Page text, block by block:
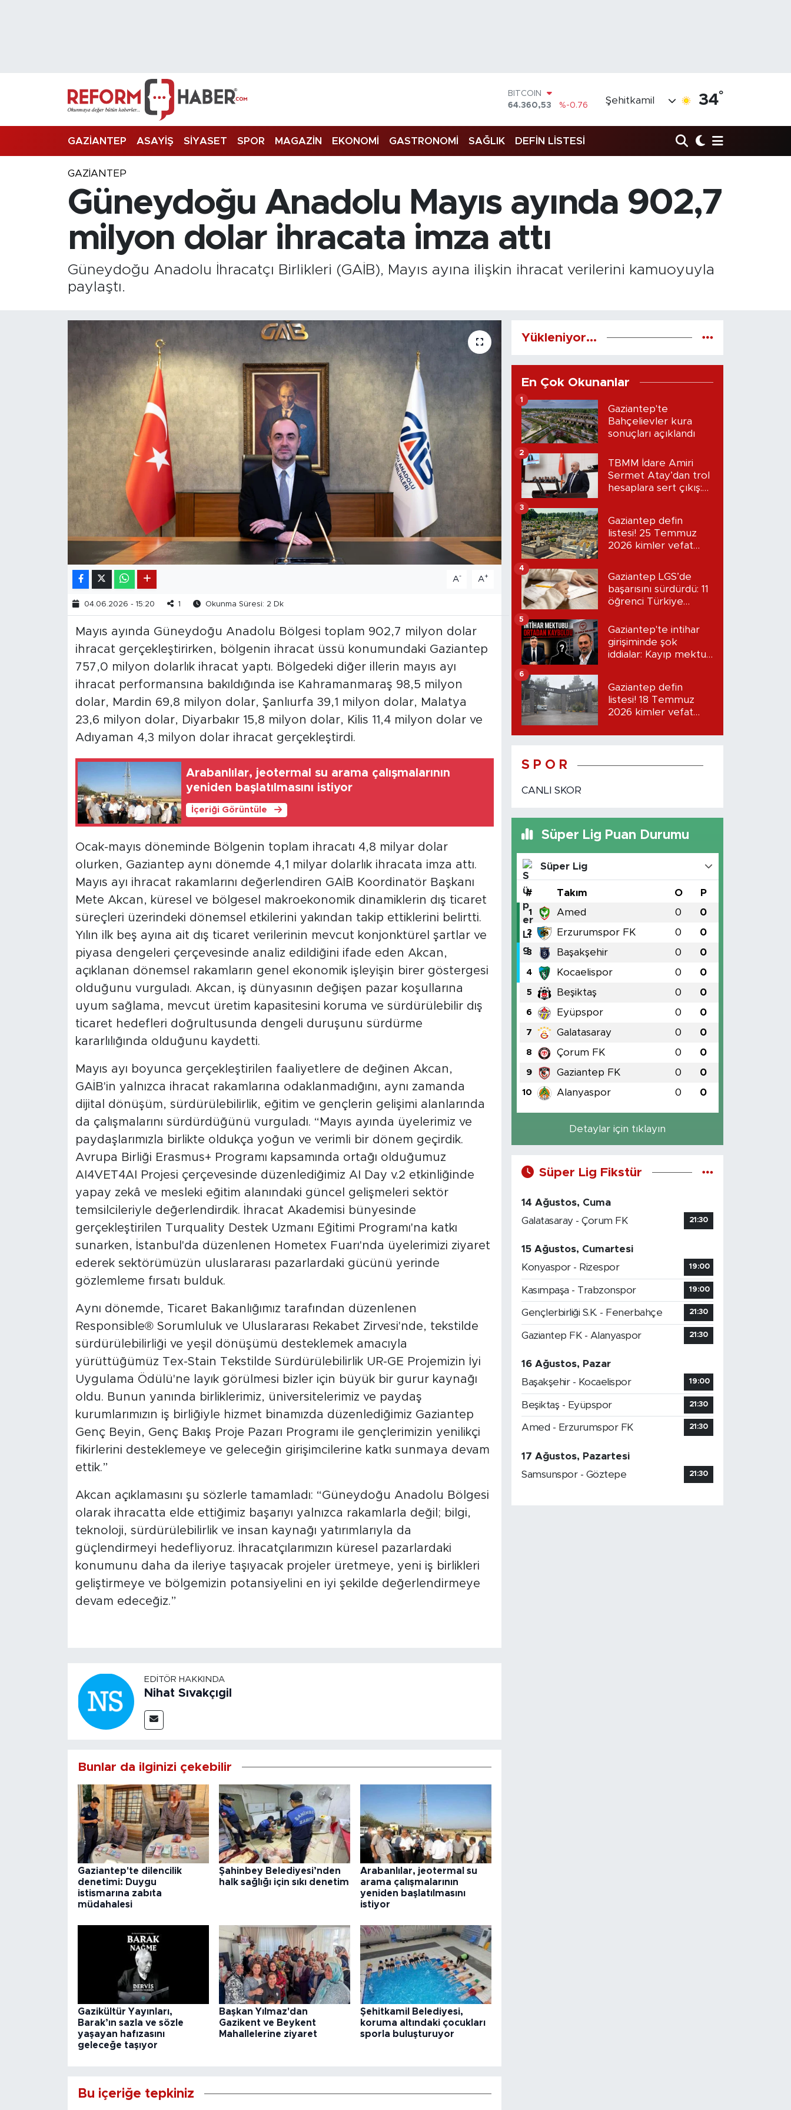
DOLAR
47,7069
%0.17
STERLİN
13.887
%64
BITCOIN
Şehitkamil 34°
GAZİANTEP ASAYİŞ SİYASET SPOR MAGAZİN EKONOMİ GASTRONOMİ SAĞLIK DEFİN LİSTESİ
GAZIANTEP
Güneydoğu Anadolu Mayıs ayında 902,7
milyon dolar ihracata imza attı
Güneydoğu Anadolu İhracatçı Birlikleri (GAİB), Mayıs ayına ilişkin ihracat verilerini kamuoyuyla
paylaştı.
A- A+
04.06.2026 - 15:20 1 Okunma Süresi: 2 Dk
Mayıs ayında Güneydoğu Anadolu Bölgesi toplam 902,7 milyon dolar
ihracat gerçekleştirirken, bölgenin ihracat üssü konumundaki Gaziantep
757,0 milyon dolarlık ihracat yaptı. Bölgedeki diğer illerin mayıs ayı
ihracat performansına bakıldığında ise Kahramanmaraş 98,5 milyon
dolar, Mardin 69,8 milyon dolar, Şanlıurfa 39,1 milyon dolar, Malatya
23,6 milyon dolar, Diyarbakır 15,8 milyon dolar, Kilis 11,4 milyon dolar ve
Adıyaman 4,3 milyon dolar ihracat gerçekleştirdi.
Arabanlılar, jeotermal su arama çalışmalarının
yeniden başlatılmasını istiyor
İçeriği Görüntüle
Ocak-mayıs döneminde Bölgenin toplam ihracatı 4,8 milyar dolar
olurken, Gaziantep aynı dönemde 4,1 milyar dolarlık ihracata imza attı.
Mayıs ayı ihracat rakamlarını değerlendiren GAİB Koordinatör Başkanı
Mete Akcan, küresel ve bölgesel makroekonomik dinamiklerin dış ticaret
süreçleri üzerindeki dönemsel etkilerini yakından takip ettiklerini belirtti.
Yılın ilk beş ayına ait dış ticaret verilerinin mevcut konjonktürel şartlar ve
piyasa dengeleri çerçevesinde analiz edildiğini ifade eden Akcan,
açıklanan dönemsel rakamların genel ekonomik işleyişin birer göstergesi
olduğunu vurguladı. Akcan, iş dünyasının değişen pazar koşullarına
uyum sağlama, mevcut üretim kapasitesini koruma ve sürdürülebilir dış
ticaret hedefleri doğrultusunda dengeli duruşunu sürdürme
kararlılığında olduğunu kaydetti.
Mayıs ayı boyunca gerçekleştirilen faaliyetlere de değinen Akcan,
GAİB'in yalnızca ihracat rakamlarına odaklanmadığını, aynı zamanda
dijital dönüşüm, sürdürülebilirlik, eğitim ve gençlerin gelişimi alanlarında
da çalışmalarını sürdürdüğünü vurguladı. “Mayıs ayında üyelerimiz ve
paydaşlarımızla birlikte oldukça yoğun ve verimli bir dönem geçirdik.
Avrupa Birliği Erasmus+ Programı kapsamında ortağı olduğumuz
AI4VET4AI Projesi çerçevesinde düzenlediğimiz AI Day v.2 etkinliğinde
yapay zekâ ve mesleki eğitim alanındaki güncel gelişmeleri sektör
temsilcileriyle değerlendirdik. İhracat Akademisi bünyesinde
gerçekleştirilen Turquality Destek Uzmanı Eğitimi Programı'na katkı
sunarken, İstanbul'da düzenlenen Hometex Fuarı'nda üyelerimizi ziyaret
ederek sektörümüzün uluslararası pazarlardaki gücünü yerinde
gözlemleme fırsatı bulduk.
Aynı dönemde, Ticaret Bakanlığımız tarafından düzenlenen
Responsible® Sorumluluk ve Uluslararası Rekabet Zirvesi'nde, tekstilde
sürdürülebilirliği ve yeşil dönüşümü desteklemek amacıyla
yürüttüğümüz Tex-Stain Tekstilde Sürdürülebilirlik UR-GE Projemizin İyi
Uygulama Ödülü'ne layık görülmesi bizler için büyük bir gurur kaynağı
oldu. Bunun yanında birliklerimiz, üniversitelerimiz ve paydaş
kurumlarımızın iş birliğiyle hizmet binamızda düzenlediğimiz Gaziantep
Genç Beyin, Genç Bakış Proje Pazarı Programı ile gençlerimizin yenilikçi
fikirlerini desteklemeye ve geleceğin girişimcilerine katkı sunmaya devam
ettik.”
Akcan açıklamasını şu sözlerle tamamladı: “Güneydoğu Anadolu Bölgesi
olarak ihracatta elde ettiğimiz başarıyı yalnızca rakamlarla değil; bilgi,
teknoloji, sürdürülebilirlik ve insan kaynağı yatırımlarıyla da
güçlendirmeyi hedefliyoruz. İhracatçılarımızın küresel pazarlardaki
konumunu daha da ileriye taşıyacak projeler üretmeye, yeni iş birlikleri
geliştirmeye ve bölgemizin potansiyelini en iyi şekilde değerlendirmeye
devam edeceğiz.”
EDITÖR HAKKINDA
Nihat Sıvakçıgil
Bunlar da ilginizi çekebilir
Gaziantep'te dilencilik
denetimi: Duygu
istismarına zabıta
müdahalesi
Şahinbey Belediyesi’nden
halk sağlığı için sıkı denetim
Arabanlılar, jeotermal su
arama çalışmalarının
yeniden başlatılmasını
istiyor
Gazikültür Yayınları,
Barak’ın sazla ve sözle
yaşayan hafızasını
geleceğe taşıyor
Başkan Yılmaz'dan
Gazikent ve Beykent
Mahallelerine ziyaret
Şehitkamil Belediyesi,
koruma altındaki çocukları
sporla buluşturuyor
Bu içeriğe tepkiniz
Yükleniyor...
En Çok Okunanlar
Gaziantep'te
Bahçelievler kura
sonuçları açıklandı
1
TBMM İdare Amiri
Sermet Atay’dan trol
hesaplara sert çıkış:
2
Gaziantep defin
listesi! 25 Temmuz
2026 kimler vefat
3
Gaziantep LGS’de
başarısını sürdürdü: 11
öğrenci Türkiye
4
Gaziantep'te intihar
girişiminde şok
iddialar: Kayıp mektup
5
Gaziantep defin
listesi! 18 Temmuz
2026 kimler vefat
6
S P O R
CANLI SKOR
Süper Lig Puan Durumu
Süper Lig
# Takım O P
1 Amed 0 0
2 Erzurumspor FK 0 0
3 Başakşehir 0 0
4 Kocaelispor 0 0
5 Beşiktaş 0 0
6 Eyüpspor 0 0
7 Galatasaray 0 0
8 Çorum FK 0 0
9 Gaziantep FK 0 0
10 Alanyaspor 0 0
Detaylar için tıklayın
Süper Lig Fikstür
14 Ağustos, Cuma
Galatasaray - Çorum FK
21:30
15 Ağustos, Cumartesi
Konyaspor - Rizespor
19:00
Kasımpaşa - Trabzonspor 19:00
Gençlerbirliği S.K. - Fenerbahçe 21:30
Gaziantep FK - Alanyaspor 21:30
16 Ağustos, Pazar
Başakşehir - Kocaelispor
19:00
Beşiktaş - Eyüpspor 21:30
Amed - Erzurumspor FK 21:30
17 Ağustos, Pazartesi
Samsunspor - Göztepe
21:30
Trafik Durumu
Süper Lig Puan Durumu ve Fikstür
Son Dakika Haberleri